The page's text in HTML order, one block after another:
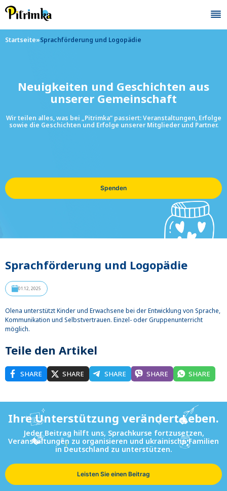
Skip
content
Startseite»Sprachförderung und Logopädie
Neuigkeiten und Geschichten aus
unserer Gemeinschaft
Wir teilen alles, was bei „Pitrimka“ passiert: Veranstaltungen, Erfolge
sowie die Geschichten und Erfolge unserer Mitglieder und Partner.
Spenden
Sprachförderung und Logopädie
01.12, 2025
Olena unterstützt Kinder und Erwachsene bei der Entwicklung von Sprache,
Kommunikation und Selbstvertrauen. Einzel- oder Gruppenunterricht
möglich.
Teile den Artikel
SHARE SHARE SHARE SHARE SHARE
Ihre Unterstützung verändert Leben.
Jeder Beitrag hilft uns, Sprachkurse fortzusetzen,
Veranstaltungen zu organisieren und ukrainische Familien
in Deutschland zu unterstützen.
Leisten Sie einen Beitrag